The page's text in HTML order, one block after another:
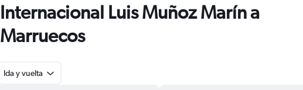
Internacional Luis Muñoz Marín a
Marruecos
Ida y vuelta